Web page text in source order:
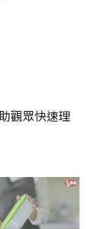
觀眾快速理